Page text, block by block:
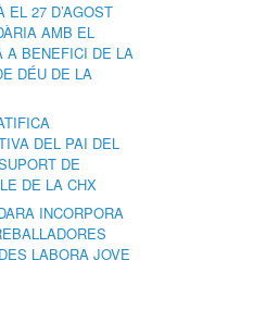
EL 27 D’AGOST
AMB EL
A BENEFICI DE LA
DÉU DE LA
DEL PAI DEL
DE
DE LA CHX
INCORPORA
LABORA JOVE